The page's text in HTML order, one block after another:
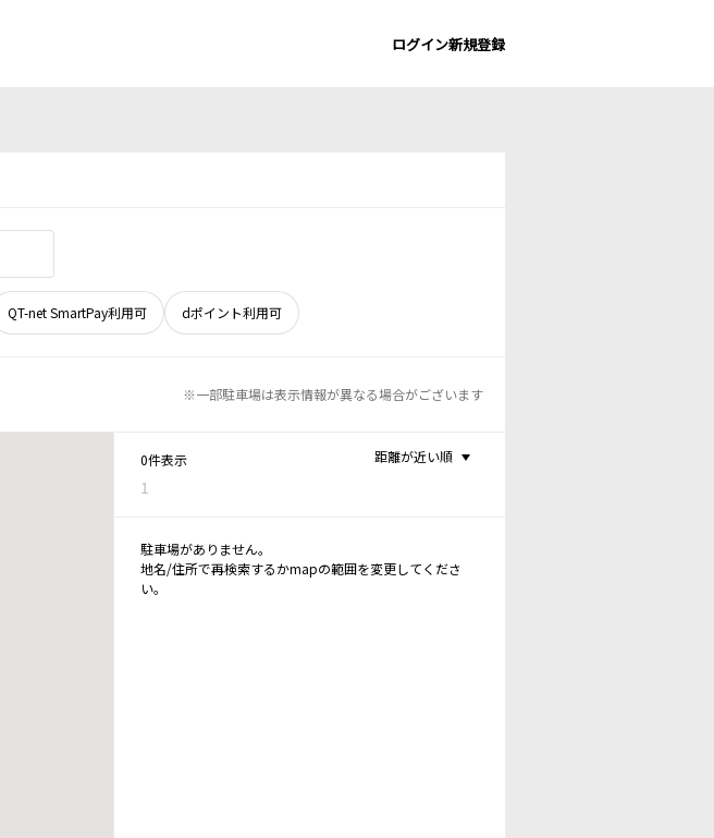
ログイン新規登録
QT-net SmartPay利用可 dポイント利用可
※一部駐車場は表示情報が異なる場合がございます
0件表示
1
距離が近い順
駐車場がありません。
地名/住所で再検索するかmapの範囲を変更してくださ
い。